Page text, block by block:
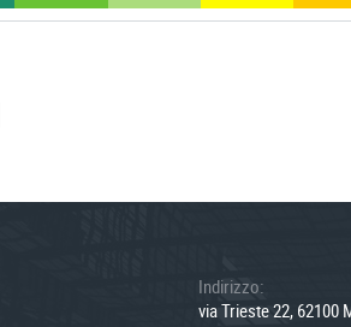
Indirizzo:
via Trieste 22, 62100